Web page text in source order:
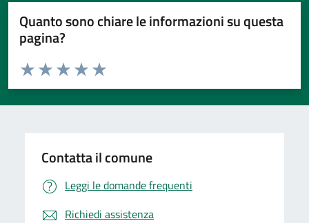
Quanto sono chiare le informazioni su questa
pagina?
Valuta da 1 a 5 stelle la pagina
Valuta 5 stelle su 5
Valuta 4 stelle su 5
Valuta 3 stelle su 5
Valuta 2 stelle su 5
Valuta 1 stelle su 5
Contatta il comune
Leggi le domande frequenti
Richiedi assistenza